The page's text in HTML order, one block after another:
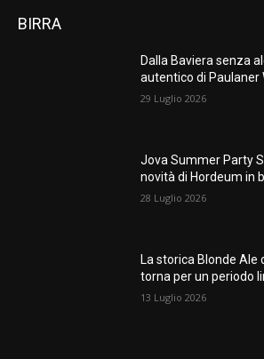
BIRRA
Dalla Baviera senza
autentico di Paulaner
29 Luglio 2026
Jova Summer Party
novità di Hordeum in
28 Luglio 2026
La storica Blonde Ale
torna per un periodo
13 Luglio 2026